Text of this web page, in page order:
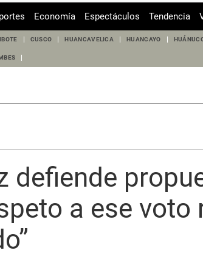
Economía Espectáculos Tendencia
CUSCO HUANCAVELICA HUANCAYO
defiende
a ese voto